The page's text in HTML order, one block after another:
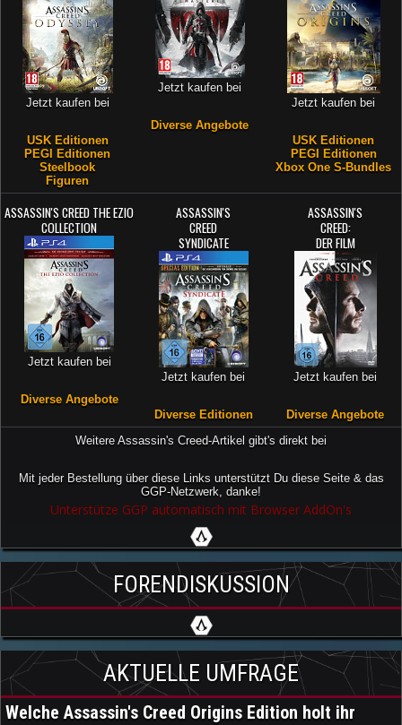
Jetzt kaufen bei
USK Editionen
PEGI Editionen
Steelbook
Figuren
Jetzt kaufen bei
Diverse Angebote
Jetzt kaufen bei
USK Editionen
PEGI Editionen
Xbox One S-Bundles
ASSASSIN'S CREED THE EZIO
COLLECTION
Jetzt kaufen bei
Diverse Angebote
ASSASSIN'S
CREED
SYNDICATE
Jetzt kaufen bei
Diverse Editionen
ASSASSIN'S
CREED:
DER FILM
Jetzt kaufen bei
Diverse Angebote
Weitere Assassin's Creed-Artikel gibt's direkt bei
Mit jeder Bestellung über diese Links unterstützt Du diese Seite & das
GGP-Netzwerk, danke!
Unterstütze GGP automatisch mit Browser AddOn's
FORENDISKUSSION
AKTUELLE UMFRAGE
Welche Assassin's Creed Origins Edition holt ihr